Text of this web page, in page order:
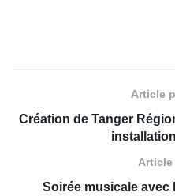
Article
Création de Tanger
Soirée musicale avec